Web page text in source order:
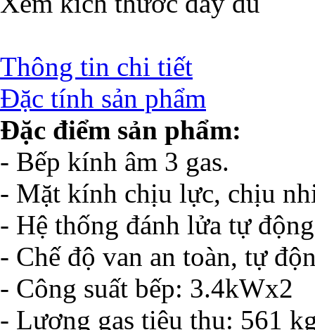
Thông tin chi tiết
Đặc tính sản phẩm
Đặc điểm sản phẩm:
- Bếp kính âm 3 gas.
- Mặt kính chịu lực, chịu
- Hệ thống đánh lửa tự
- Chế độ van an toàn, tự
- Công suất bếp: 3.4kWx2
- Lượng gas tiêu thụ: 561